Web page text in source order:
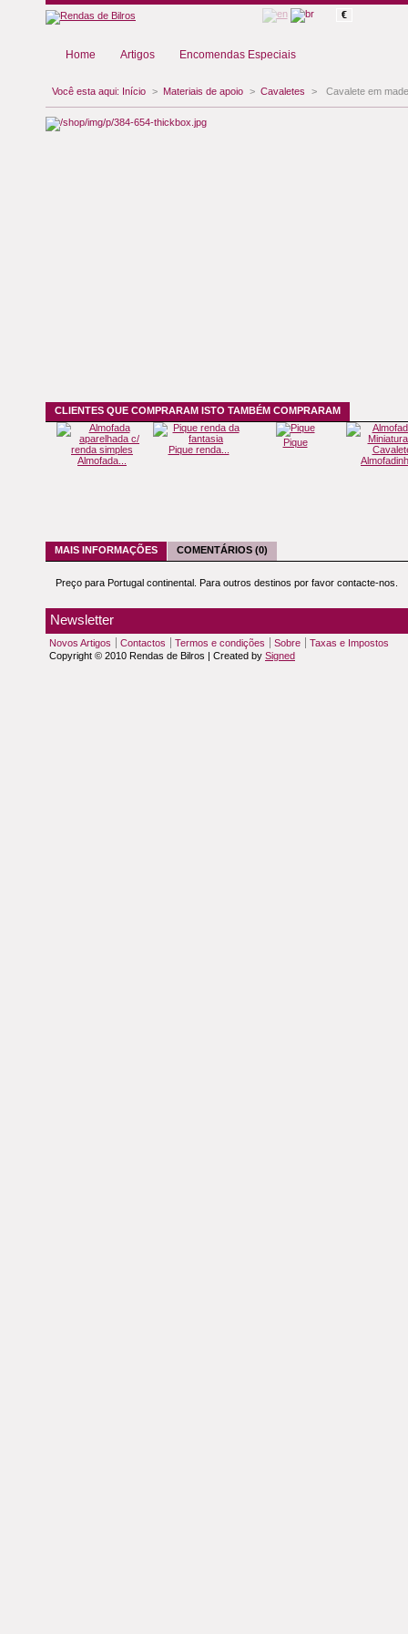
€
Home Artigos Encomendas Especiais
Você esta aqui: Início > Materiais de apoio > Cavaletes > Cavalete em
CLIENTES QUE COMPRARAM ISTO TAMBÉM COMPRARAM
Almofada...
Pique renda...
Pique
MAIS INFORMAÇÕES COMENTÁRIOS (0)
Preço para Portugal continental. Para outros destinos por favor contacte-nos.
Newsletter
Novos Artigos Contactos Termos e condições Sobre
Taxas e Impostos
Copyright © 2010 Rendas de Bilros | Created by Signed